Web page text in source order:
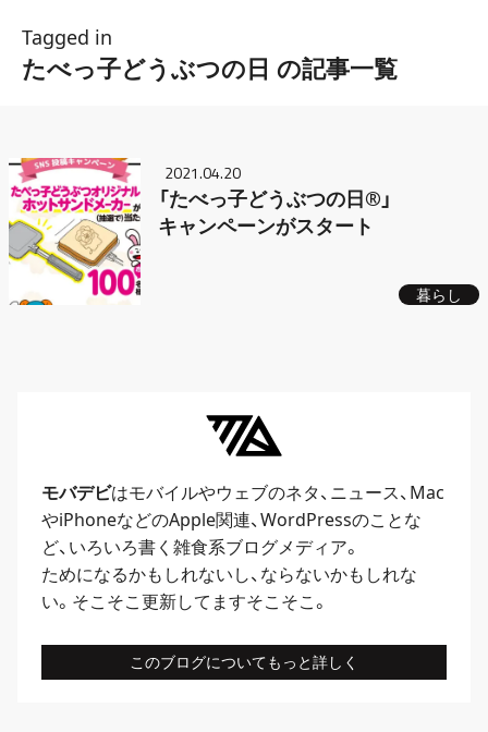
Tagged in
たべっ子どうぶつの日 の記事一覧
2021.04.20
「たべっ子どうぶつの日®」
キャンペーンがスタート
暮らし
モバデビはモバイルやウェブのネタ、 ニュース、 Mac
やiPhoneなどのApple関連、WordPressのことな
ど、いろいろ書く雑食系ブログメディア。
ためになるかもしれないし、ならないかもしれな
い。そこそこ更新してますそこそこ。
このブログについてもっと詳しく